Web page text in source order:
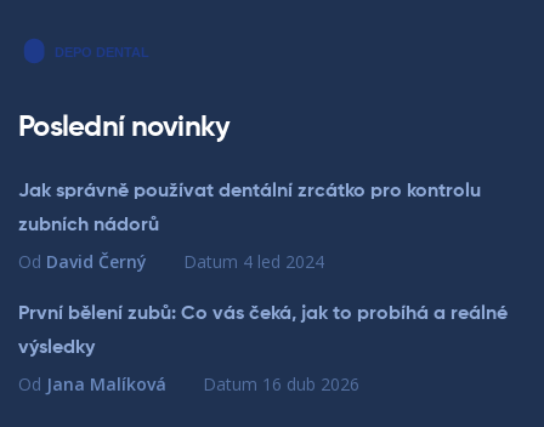
Poslední novinky
Jak správně používat dentální zrcátko pro kontrolu
zubních nádorů
Od David Černý Datum 4 led 2024
První bělení zubů: Co vás čeká, jak to probíhá a reálné
výsledky
Od Jana Malíková Datum 16 dub 2026